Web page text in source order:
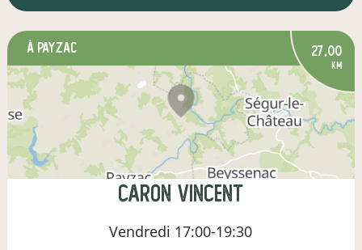
à Payzac 27,00
km
Caron Vincent
Vendredi 17:00-19:30